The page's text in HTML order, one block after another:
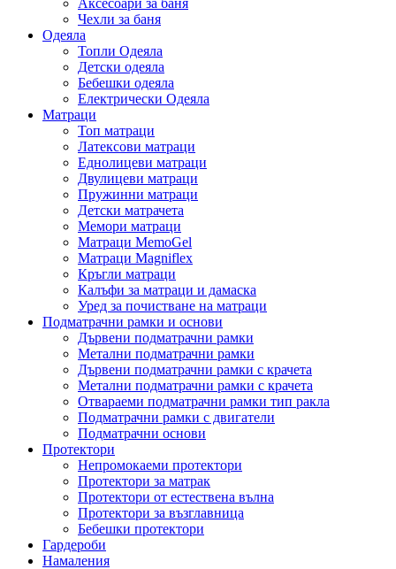
Аксесоари за баня
Чехли за баня
Одеяла
Топли Одеяла
Детски одеяла
Бебешки одеяла
Електрически Одеяла
Матраци
Топ матраци
Латексови матраци
Еднолицеви матраци
Двулицеви матраци
Пружинни матраци
Детски матрачета
Мемори матраци
Mатраци MemoGel
Матраци Мagniflex
Кръгли матраци
Калъфи за матраци и дамаска
Уред за почистване на матраци
Подматрачни рамки и основи
Дървени подматрачни рамки
Метални подматрачни рамки
Дървени подматрачни рамки с крачета
Метални подматрачни рамки с крачета
Отвараеми подматрачни рамки тип ракла
Подматрачни рамки с двигатели
Подматрачни основи
Протектори
Непромокаеми протектори
Протектори за матрак
Протектори от естествена вълна
Протектори за възглавница
Бебешки протектори
Гардероби
Намаления